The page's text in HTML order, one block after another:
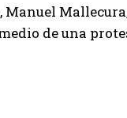
Manuel
de una